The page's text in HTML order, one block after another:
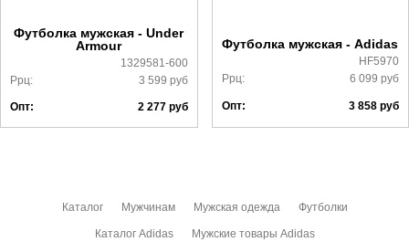
Футболка мужская - Under
Armour
1329581-600
Ррц:
3 599 руб
Опт: 2 277руб
Футболка мужская - Adidas
HF5970
Ррц:
6 099 руб
Опт: 3 858 руб
Каталог Мужчинам Мужская одежда Футболки
Каталог Adidas Мужские товары Adidas